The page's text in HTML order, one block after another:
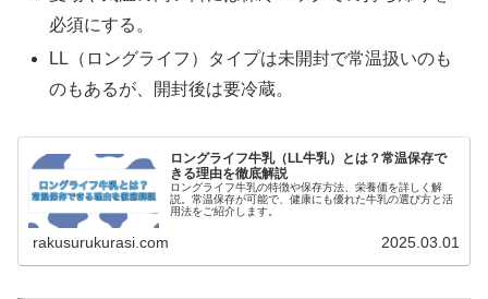
必須にする。
LL（ロングライフ）タイプは未開封で常温扱いのも
のもあるが、開封後は要冷蔵。
ロングライフ牛乳（LL牛乳）とは？常温保存で
きる理由を徹底解説
ロングライフ牛乳の特徴や保存方法、栄養価を詳しく解
説。常温保存が可能で、健康にも優れた牛乳の選び方と活
用法をご紹介します。
rakusurukurasi.com 2025.03.01